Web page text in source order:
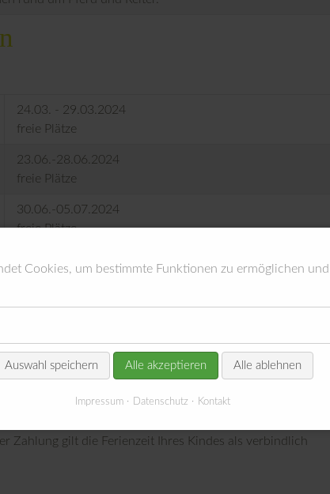
24.03. - 29.03.2024
freie Plätze
23.06.-28.06.2024
freie Plätze
30.06.-05.07.2024
freie Plätze
freie Plätze
14.07.-19.07.2024
dass auf eine andere Woche ausgewichen wird. Es ist
ob eine alternative Ferienwoche für den Besuch Ihres
Ihnen per Post den Vertrag zu. Mit der Buchung werden
Zahlung gilt die Ferienzeit Ihres Kindes als verbindlich
Cookies, um bestimmte Funktionen zu ermöglichen
Auswahl speichern Alle akzeptieren Alle ablehnen
Impressum Datenschutz Kontakt